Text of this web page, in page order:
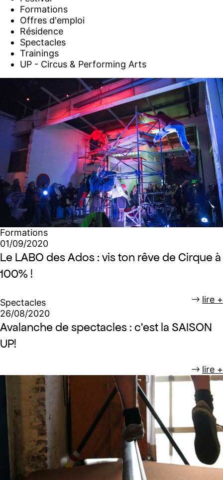
Formations
Offres d'emploi
Résidence
Spectacles
Trainings
UP - Circus & Performing Arts
Formations
01/09/2020
Le LABO des Ados : vis ton rêve de Cirque à
100% !
lire +
Spectacles
26/08/2020
Avalanche de spectacles : c’est la SAISON
UP!
lire +